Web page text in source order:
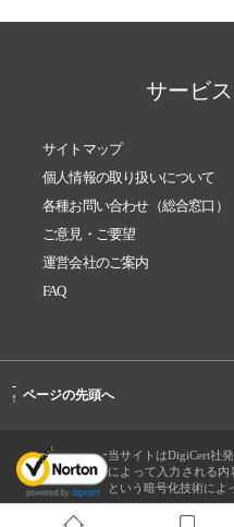
サービ
サイトマップ
個人情報の取り扱いについて
各種お問い合わせ（総合窓口）
ご意見・ご要望
運営会社のご案内
FAQ
-
↑ ページの先頭へ
当サイトはDigiCert社
によって入力される
という暗号化技術によ